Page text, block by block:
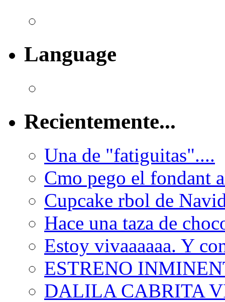
Language
Recientemente...
Una de "fatiguitas"....
Cmo pego el fondant
Cupcake rbol de
Hace una taza de
Estoy vivaaaaaa. Y
ESTRENO
DALILA CABRITA